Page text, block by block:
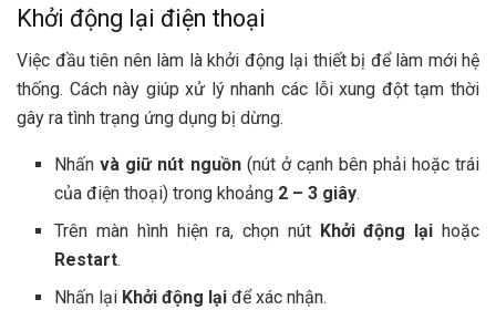
Khởi động lại điện thoại
Việc đầu tiên nên làm là khởi động lại thiết bị để làm mới hệ
thống. Cách này giúp xử lý nhanh các lỗi xung đột tạm thời
gây ra tình trạng ứng dụng bị dừng.
Nhấnvà giữ nút nguồn(nút ở cạnh bên phải hoặc trái
của điện thoại) trong khoảng 2 – 3 giây.
Trên màn hình hiện ra, chọn nút Khởi động lại hoặc
Restart.
Nhấn lại Khởi động lại để xác nhận.